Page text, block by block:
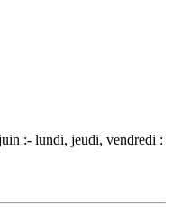
:- lundi, jeudi, vendredi :